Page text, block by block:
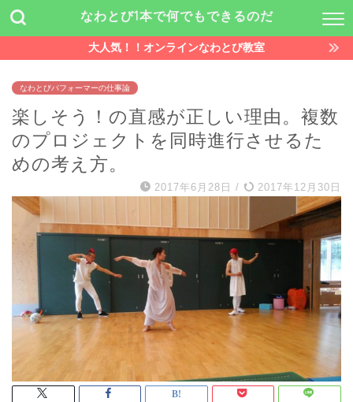
なわとび1本で何でもできるのだ
大人気！！オンラインなわとび教室
なわとびパフォーマーの仕事論
楽しそう！の直感が正しい理由。複数
のプロジェクトを同時進行させるた
めの考え方。
2017年6月28日 / 2017年12月30日